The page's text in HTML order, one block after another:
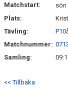
SÖNDRUMS IP
TRYGG I ASTRIO
ASTRIOSHOPEN
Matchstart:
sön
Plats:
Tävling:
Matchnummer:
Samling:
<< Tillbaka